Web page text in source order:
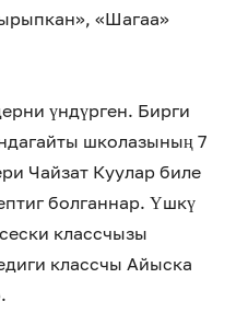
«Шагаа»
үндүрген. Бирги
школазының 7
Чайзат Куулар биле
болганнар. Үшкү
классчызы
классчы Айыска